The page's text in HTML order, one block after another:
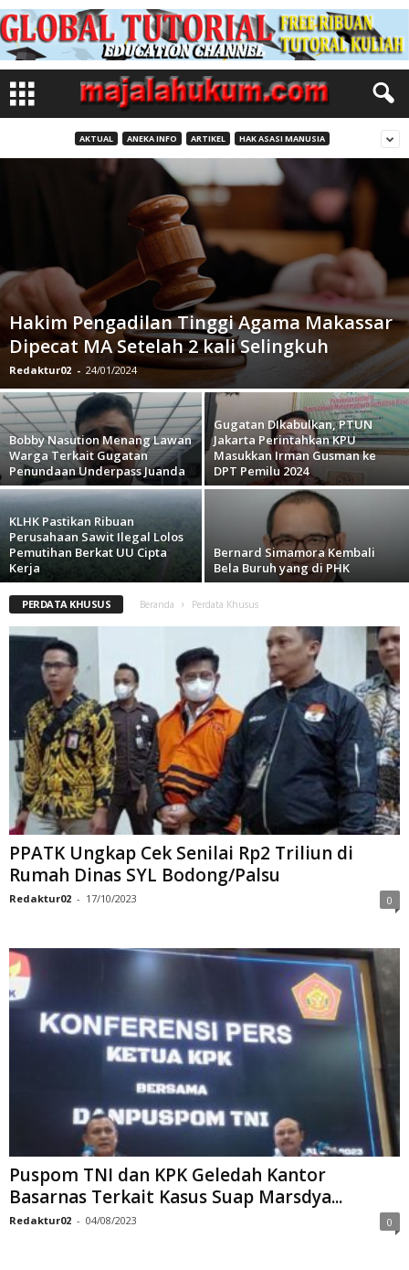
AKTUAL ANEKA INFO ARTIKEL HAK ASASI MANUSIA
Hakim Pengadilan Tinggi Agama Makassar
Dipecat MA Setelah 2 kali Selingkuh
Redaktur02 - 24/01/2024
Bobby Nasution Menang Lawan
Warga Terkait Gugatan
Penundaan Underpass Juanda
Gugatan DIkabulkan, PTUN
Jakarta Perintahkan KPU
Masukkan Irman Gusman ke
DPT Pemilu 2024
KLHK Pastikan Ribuan
Perusahaan Sawit Ilegal Lolos
Pemutihan Berkat UU Cipta
Kerja
Bernard Simamora Kembali
Bela Buruh yang di PHK
PERDATA KHUSUS Beranda Perdata Khusus
PPATK Ungkap Cek Senilai Rp2 Triliun di
Rumah Dinas SYL Bodong/Palsu
Redaktur02 - 17/10/2023 0
Puspom TNI dan KPK Geledah Kantor
Basarnas Terkait Kasus Suap Marsdya...
Redaktur02 - 04/08/2023 0